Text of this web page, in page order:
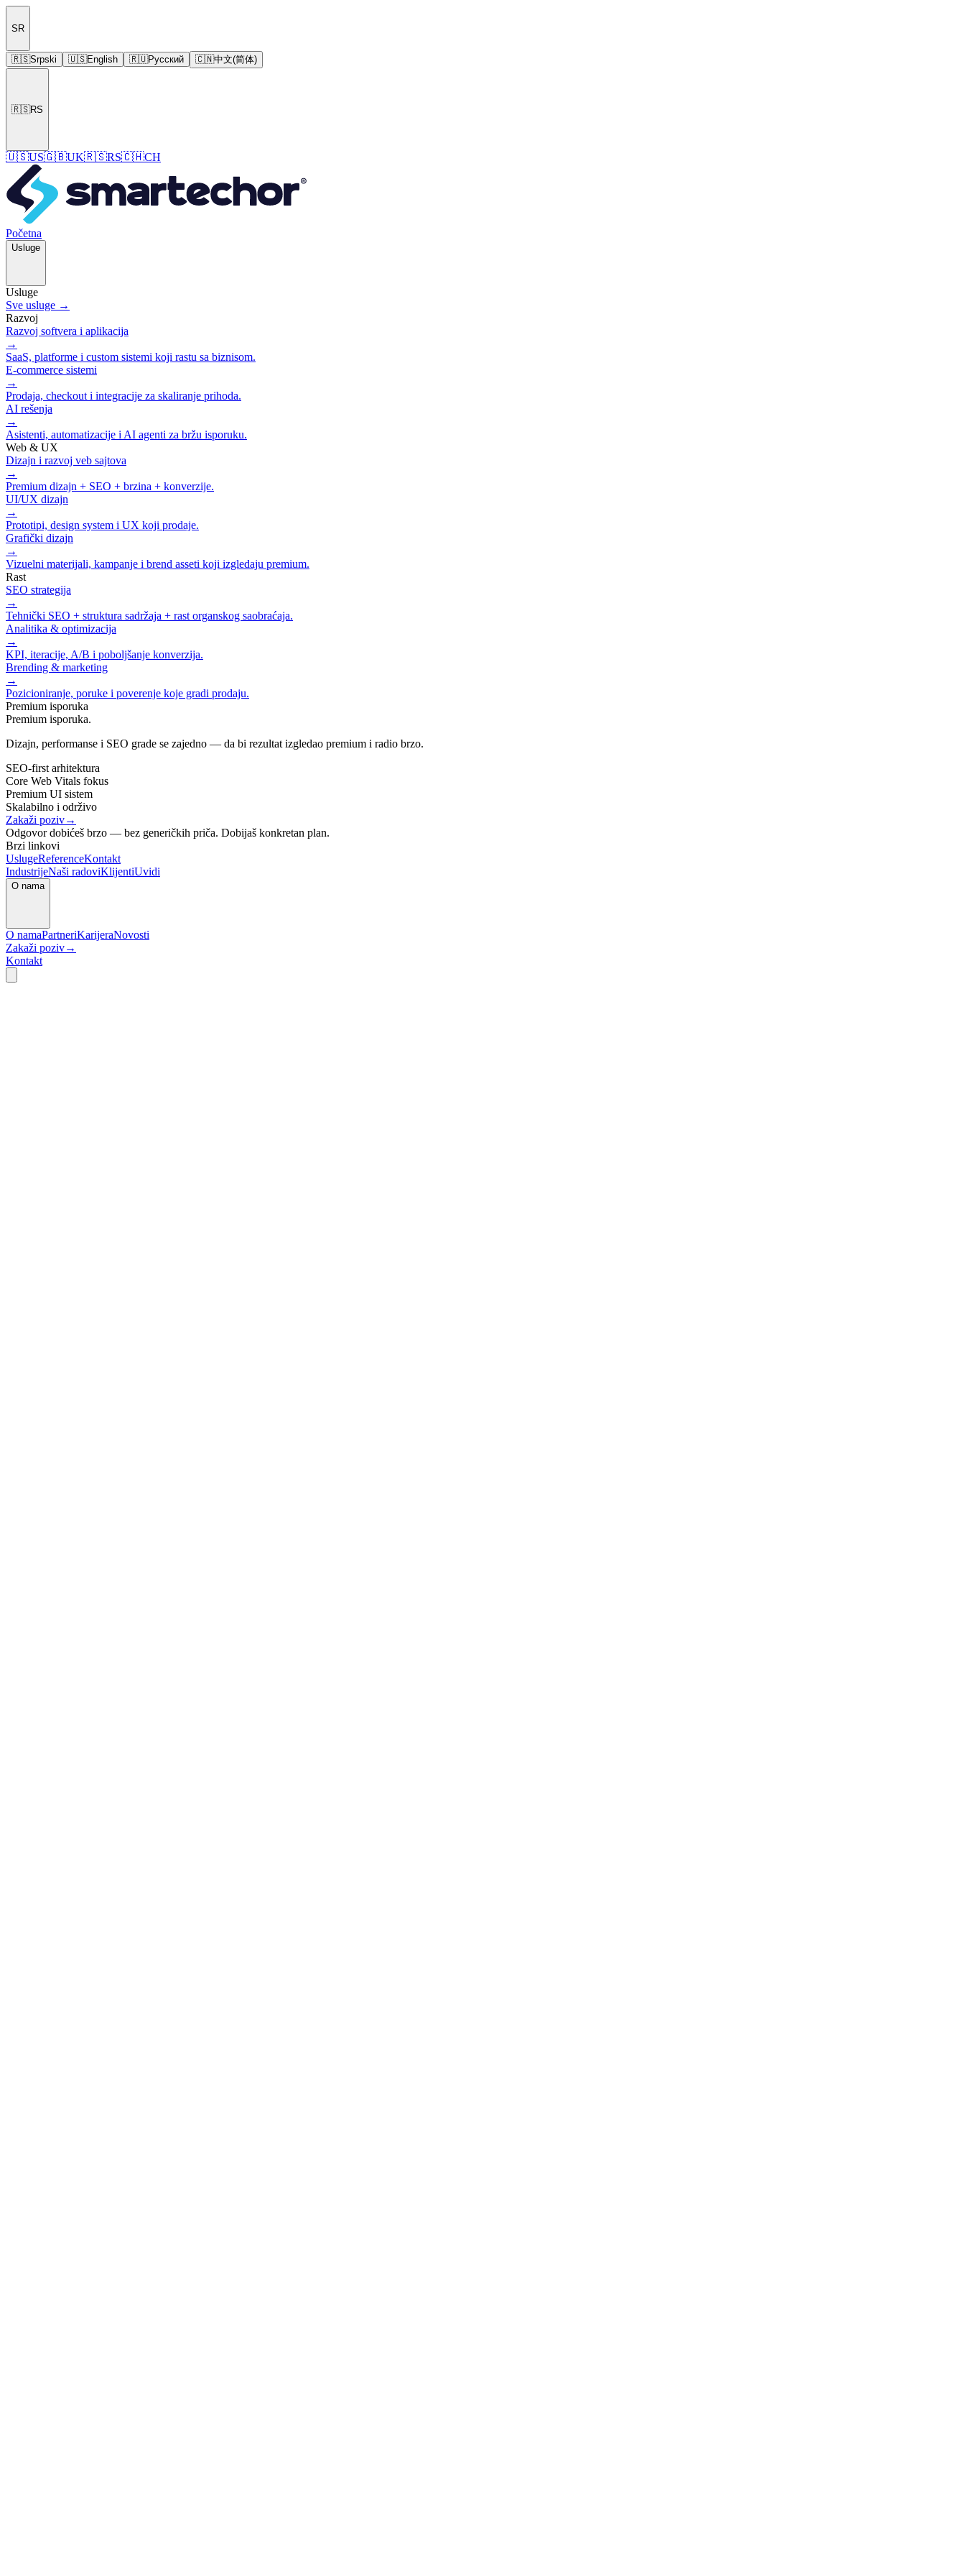
SR
🇷🇸Srpski 🇺🇸English 🇷🇺Русский 🇨🇳中文(简体)
🇷🇸RS
🇺🇸US🇬🇧UK🇷🇸RS🇨🇭CH
Početna
Usluge
Usluge
Sve usluge →
Razvoj
Razvoj softvera i aplikacija
→
SaaS, platforme i custom sistemi koji rastu sa biznisom.
E-commerce sistemi
→
Prodaja, checkout i integracije za skaliranje prihoda.
AI rešenja
→
Asistenti, automatizacije i AI agenti za bržu isporuku.
Web & UX
Dizajn i razvoj veb sajtova
→
Premium dizajn + SEO + brzina + konverzije.
UI/UX dizajn
→
Prototipi, design system i UX koji prodaje.
Grafički dizajn
→
Vizuelni materijali, kampanje i brend asseti koji izgledaju premium.
Rast
SEO strategija
→
Tehnički SEO + struktura sadržaja + rast organskog saobraćaja.
Analitika & optimizacija
→
KPI, iteracije, A/B i poboljšanje konverzija.
Brending & marketing
→
Pozicioniranje, poruke i poverenje koje gradi prodaju.
Premium isporuka
Premium isporuka.
Dizajn, performanse i SEO grade se zajedno — da bi rezultat izgledao premium i radio brzo.
SEO-first arhitektura
Core Web Vitals fokus
Premium UI sistem
Skalabilno i održivo
Zakaži poziv→
Odgovor dobićeš brzo — bez generičkih priča. Dobijaš konkretan plan.
Brzi linkovi
UslugeReferenceKontakt
IndustrijeNaši radoviKlijentiUvidi
O nama
O namaPartneriKarijeraNovosti
Zakaži poziv→
Kontakt